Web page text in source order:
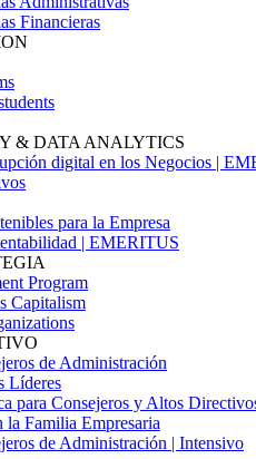
Financieras
& DATA ANALYTICS
digital en los Negocios |
para la Empresa
| EMERITUS
Program
Capitalism
de Administración
Líderes
para Consejeros y Altos
la Familia Empresaria
de Administración | Intensivo